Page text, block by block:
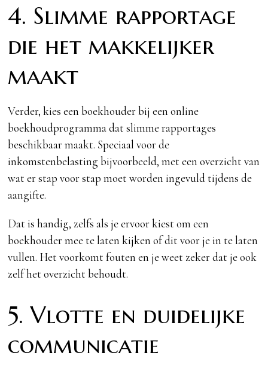
4. Slimme rapportage
die het makkelijker
maakt
Verder, kies een boekhouder bij een online
boekhoudprogramma dat slimme rapportages
beschikbaar maakt. Speciaal voor de
inkomstenbelasting bijvoorbeeld, met een overzicht van
wat er stap voor stap moet worden ingevuld tijdens de
aangifte.
Dat is handig, zelfs als je ervoor kiest om een
boekhouder mee te laten kijken of dit voor je in te laten
vullen. Het voorkomt fouten en je weet zeker dat je ook
zelf het overzicht behoudt.
5. Vlotte en duidelijke
communicatie